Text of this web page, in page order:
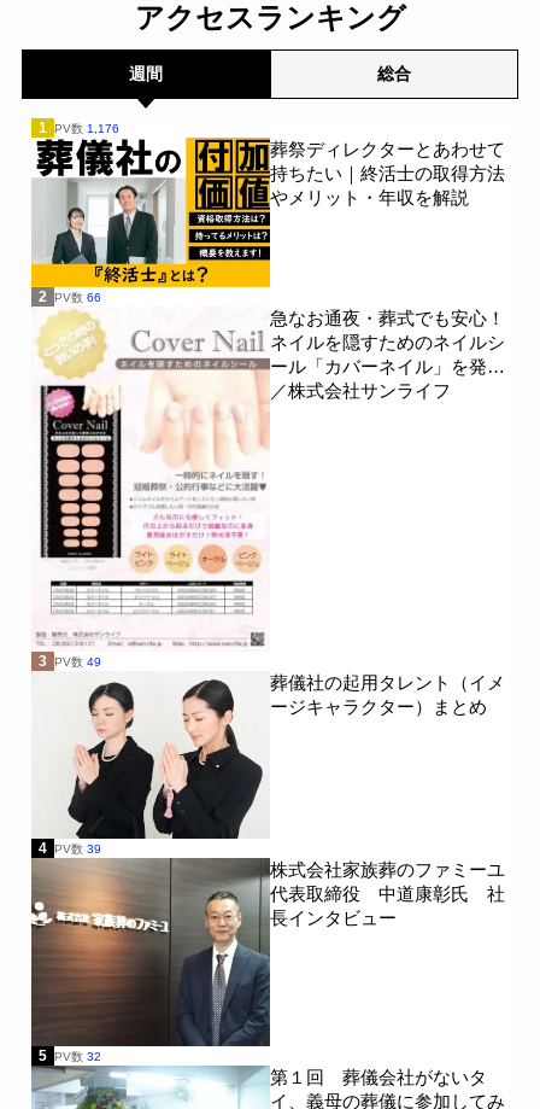
アクセスランキング
週間 総合
1 PV数 1,176
葬祭ディレクターとあわせて
持ちたい｜終活士の取得方法
やメリット・年収を解説
2 PV数 66
急なお通夜・葬式でも安心！
ネイルを隠すためのネイルシ
ール「カバーネイル」を発売
／株式会社サンライフ
3 PV数 49
葬儀社の起用タレント（イメ
ージキャラクター）まとめ
4 PV数 39
株式会社家族葬のファミーユ
代表取締役 中道康彰氏 社
長インタビュー
5 PV数 32
第１回 葬儀会社がないタ
イ、義母の葬儀に参加してみ